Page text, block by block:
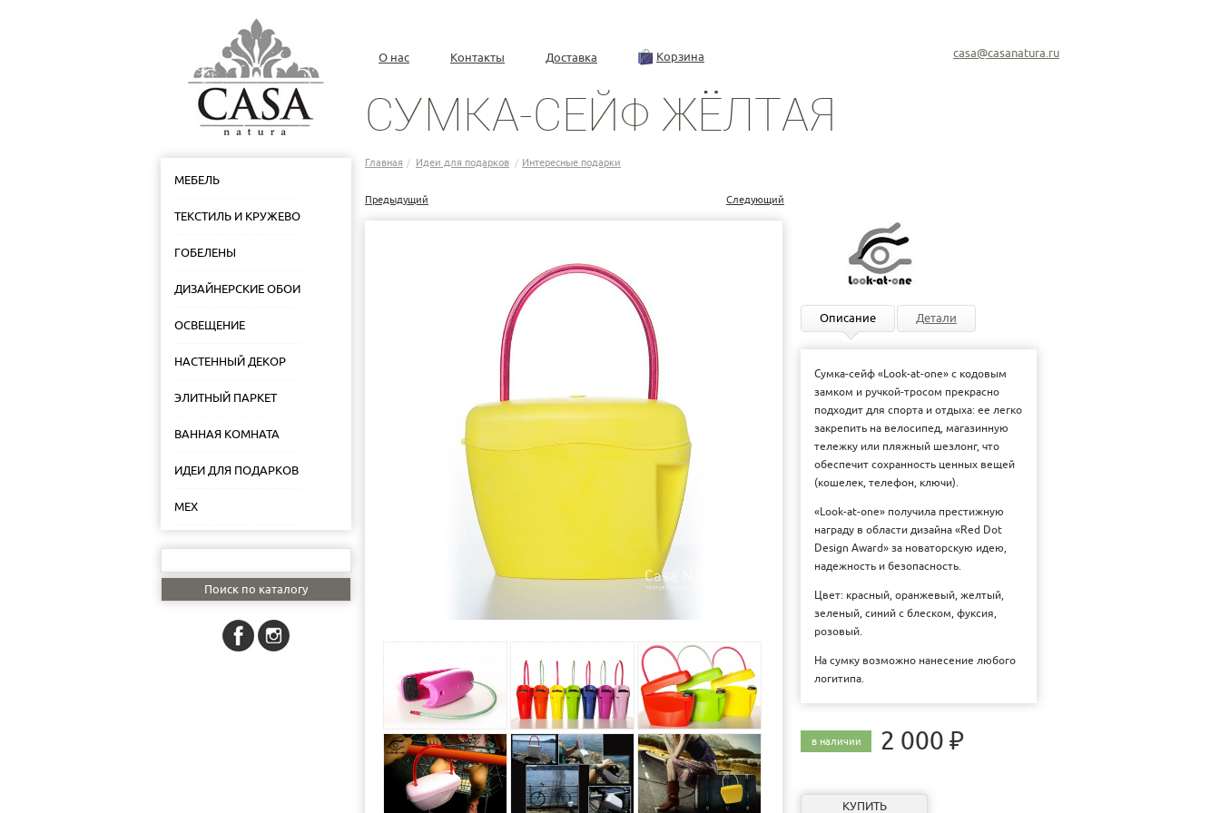
МЕБЕЛЬ
ТЕКСТИЛЬ И КРУЖЕВО
ГОБЕЛЕНЫ
ДИЗАЙНЕРСКИЕ ОБОИ
ОСВЕЩЕНИЕ
НАСТЕННЫЙ ДЕКОР
ЭЛИТНЫЙ ПАРКЕТ
ВАННАЯ КОМНАТА
ИДЕИ ДЛЯ ПОДАРКОВ
МЕХ
О нас Контакты Доставка Корзина casa@casanatura.ru
СУМКА-СЕЙФ ЖЁЛТАЯ
Главная / Идеи для подарков / Интересные подарки
Предыдущий Следующий
Описание Детали
Сумка-сейф «Look-at-one» с кодовым
замком и ручкой-тросом прекрасно
подходит для спорта и отдыха: ее легко
закрепить на велосипед, магазинную
тележку или пляжный шезлонг, что
обеспечит сохранность ценных вещей
(кошелек, телефон, ключи).
«Look-at-one» получила престижную
награду в области дизайна «Red Dot
Design Award» за новаторскую идею,
надежность и безопасность.
Цвет: красный, оранжевый, желтый,
зеленый, синий с блеском, фуксия,
розовый.
На сумку возможно нанесение любого
логитипа.
в наличии 2 000 ₽